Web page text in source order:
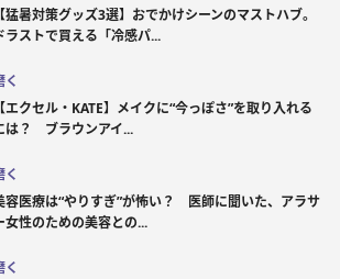
【猛暑対策グッズ3選】おでかけシーンのマストハブ。
ラストで買える「冷感パ...
く
【エクセル・KATE】メイクに“今っぽさ”を取り入れる
は？ ブラウンアイ...
く
容医療は“やりすぎ”が怖い？ 医師に聞いた、アラサ
女性のための美容との...
く